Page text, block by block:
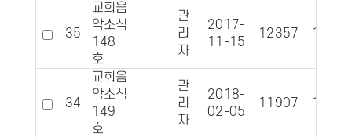
35
교회음
악소식
148
호
관
리
자
2017-
11-15
12357 1394
34
교회음
악소식
149
호
관
리
자
2018-
02-05
11907 1350